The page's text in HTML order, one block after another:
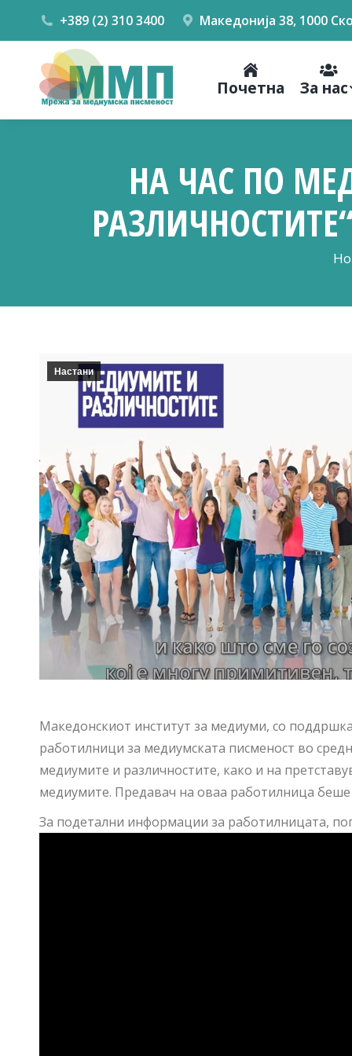
+389 (2) 310 3400 Македонија 38, 1000
Почетна За нас
НА ЧАС ПО
Настани
Македонскиот институт за медиуми, со
работилници за медиумската писменост во
медиумите и различностите, како и на
медиумите. Предавач на оваа работилница беше
За подетални информации за работилницата,